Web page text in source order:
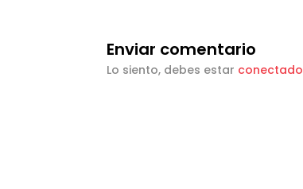
Enviar comentario
Lo siento, debes estar conectado